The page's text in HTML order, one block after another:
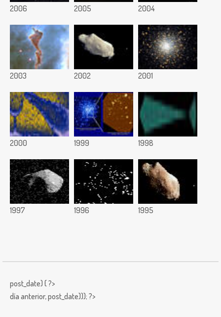
2006 2005 2004
2003 2002 2001
2000 1999 1998
1997 1996 1995
post_date) { ?>
día anterior,post_date))); ?>